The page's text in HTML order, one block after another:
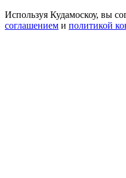
Используя Кудамоскоу, вы
соглашением и политикой